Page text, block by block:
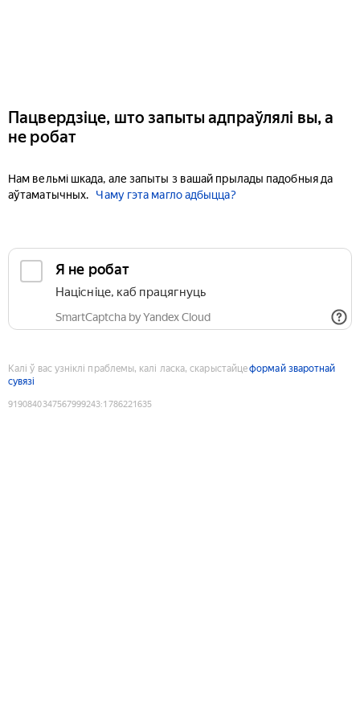
Пацвердзіце, што запыты адпраўлялі вы, а
не робат
Нам вельмі шкада, але запыты з вашай прылады падобныя да
аўтаматычных.
Чаму гэта магло адбыцца?
Я не робат
Націсніце, каб працягнуць
SmartCaptcha by Yandex Cloud
Калі ў вас узніклі праблемы, калі ласка, скарыстайцеформай зваротнай
сувязі
9190840347567999243:1786221635